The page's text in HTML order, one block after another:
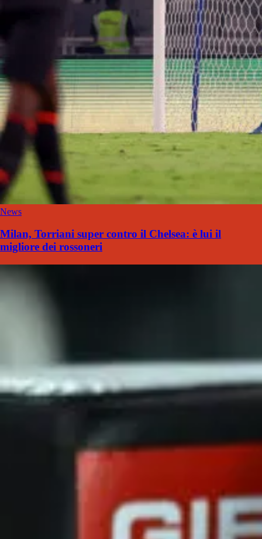
News
Milan, Torriani super contro il Chelsea: è lui il
migliore dei rossoneri